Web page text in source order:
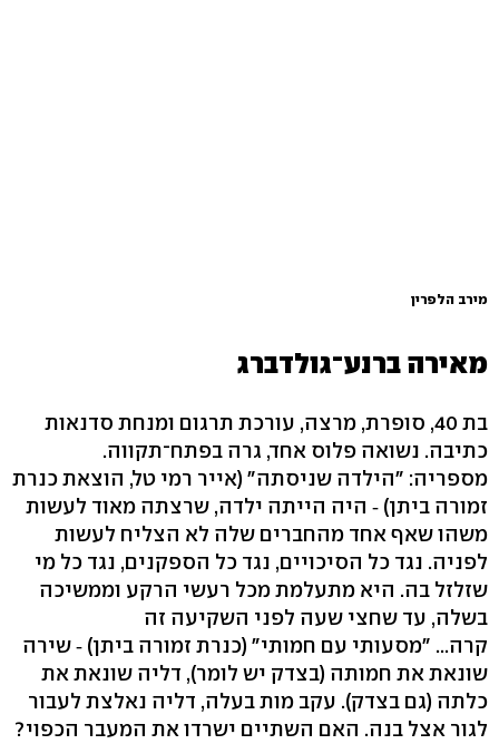
מירב הלפרין
מאירה ברנע־גולדברג
בת 40, סופרת, מרצה, עורכת תרגום ומנחת סדנאות
כתיבה. נשואה פלוס אחד, גרה בפתח־תקווה.
מספריה: "הילדה שניסתה" (אייר רמי טל, הוצאת כנרת
זמורה ביתן) ‑ היה הייתה ילדה, שרצתה מאוד לעשות
משהו שאף אחד מהחברים שלה לא הצליח לעשות
לפניה. נגד כל הסיכויים, נגד כל הספקנים, נגד כל מי
שזלזל בה. היא מתעלמת מכל רעשי הרקע וממשיכה
בשלה, עד שחצי שעה לפני השקיעה זה
קרה... "מסעותי עם חמותי" (כנרת זמורה ביתן) ‑ שירה
שונאת את חמותה (בצדק יש לומר), דליה שונאת את
כלתה (גם בצדק). עקב מות בעלה, דליה נאלצת לעבור
לגור אצל בנה. האם השתיים ישרדו את המעבר הכפוי?